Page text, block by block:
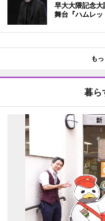
早大大隈記念
舞台『ハムレッ
も
暮ら